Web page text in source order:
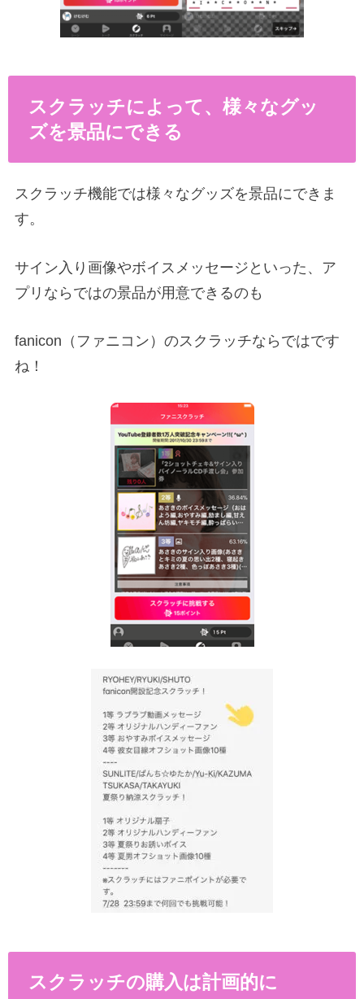
スクラッチによって、様々なグッ
ズを景品にできる
スクラッチ機能では様々なグッズを景品にできま
す。
サイン入り画像やボイスメッセージといった、ア
プリならではの景品が用意できるのも
fanicon（ファニコン）のスクラッチならではです
ね！
スクラッチの購入は計画的に